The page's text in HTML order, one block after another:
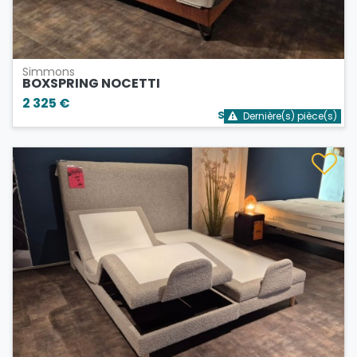
Simmons
BOXSPRING NOCETTI
2 325 €
Stock bientôt épuisé
Dernière(s) pièce(s)